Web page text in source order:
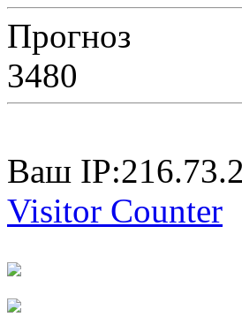
Прогноз
3480
Ваш
Visitor Counter